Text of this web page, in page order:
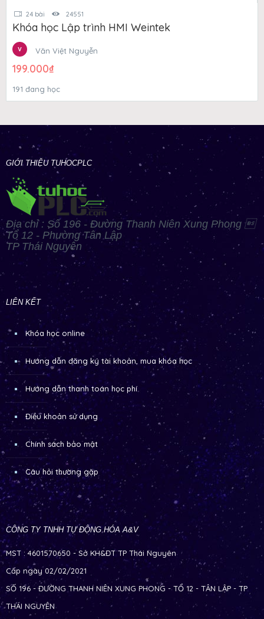
24 bài 24551
Khóa học Lập trình HMI Weintek
Văn Việt Nguyễn
199.000₫
191 đang học
GIỚI THIỆU TUHOCPLC
Địa chỉ : Số 196 - Đường Thanh Niên Xung Phong 
Tổ 12 - Phường Tân Lập
TP Thái Nguyên
LIÊN KẾT
Khóa học online
Hướng dẫn đăng ký tài khoản, mua khóa học
Hướng dẫn thanh toán học phí
Điều khoản sử dụng
Chính sách bảo mật
Câu hỏi thường gặp
CÔNG TY TNHH TỰ ĐỘNG HÓA A&V
MST : 4601570650 - Sở KH&ĐT TP Thái Nguyên
Cấp ngày 02/02/2021
SỐ 196 - ĐƯỜNG THANH NIÊN XUNG PHONG - TỔ 12 - TÂN LẬP - TP
THÁI NGUYÊN